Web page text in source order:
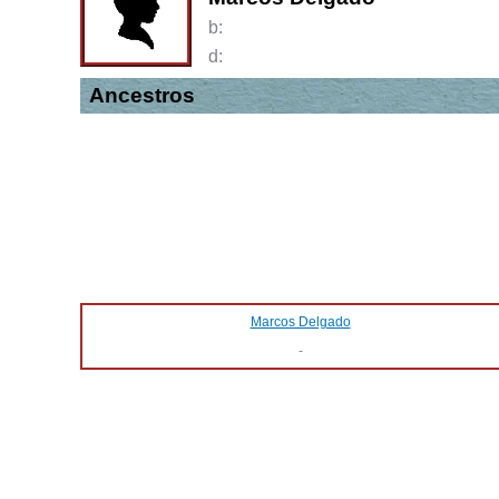
b:
d:
Ancestros
Marcos Delgado
-